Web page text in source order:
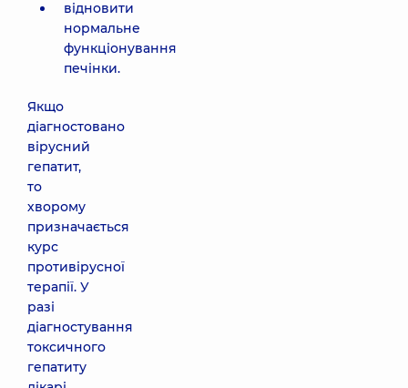
відновити
нормальне
функціонування
печінки.
Якщо
діагностовано
вірусний
гепатит,
то
хворому
призначається
курс
противірусної
терапії. У
разі
діагностування
токсичного
гепатиту